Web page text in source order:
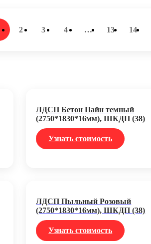
2 3 4 … 13 14
ЛДСП Бетон Пайн темный
(2750*1830*16мм), ШКДП (38)
Узнать стоимость
ЛДСП Пыльный Розовый
(2750*1830*16мм), ШКДП (38)
Узнать стоимость